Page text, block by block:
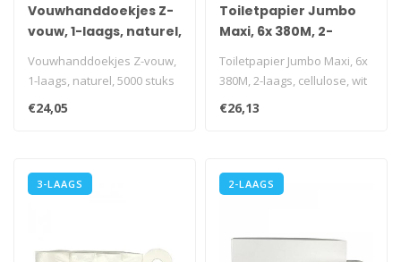
Vouwhanddoekjes Z-
vouw, 1-laags, naturel,
Vouwhanddoekjes Z-vouw,
1-laags, naturel, 5000 stuks
€24,05
Toiletpapier Jumbo
Maxi, 6x 380M, 2-
Toiletpapier Jumbo Maxi, 6x
380M, 2-laags, cellulose, wit
€26,13
3-LAAGS 2-LAAGS